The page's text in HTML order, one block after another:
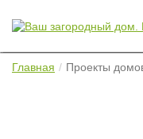
Главная Проекты